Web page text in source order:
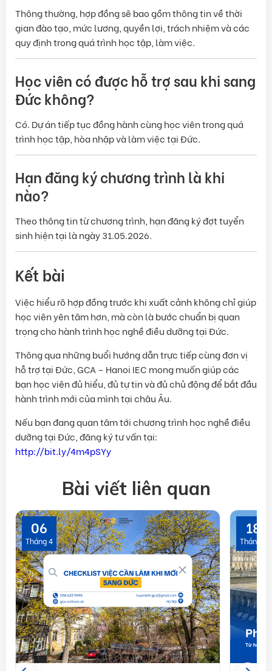
Thông thường, hợp đồng sẽ bao gồm thông tin về thời
gian đào tạo, mức lương, quyền lợi, trách nhiệm và các
quy định trong quá trình học tập, làm việc.
Học viên có được hỗ trợ sau khi sang
Đức không?
Có. Dự án tiếp tục đồng hành cùng học viên trong quá
trình học tập, hòa nhập và làm việc tại Đức.
Hạn đăng ký chương trình là khi
nào?
Theo thông tin từ chương trình, hạn đăng ký đợt tuyển
sinh hiện tại là ngày 31.05.2026.
Kết bài
Việc hiểu rõ hợp đồng trước khi xuất cảnh không chỉ giúp
học viên yên tâm hơn, mà còn là bước chuẩn bị quan
trọng cho hành trình học nghề điều dưỡng tại Đức.
Thông qua những buổi hướng dẫn trực tiếp cùng đơn vị
hỗ trợ tại Đức, GCA – Hanoi IEC mong muốn giúp các
bạn học viên đủ hiểu, đủ tự tin và đủ chủ động để bắt đầu
hành trình mới của mình tại châu Âu.
Nếu bạn đang quan tâm tới chương trình học nghề điều
dưỡng tại Đức, đăng ký tư vấn tại:
http://bit.ly/4m4pSYy
Bài viết liên quan
06
Tháng 4
18
Tháng 7